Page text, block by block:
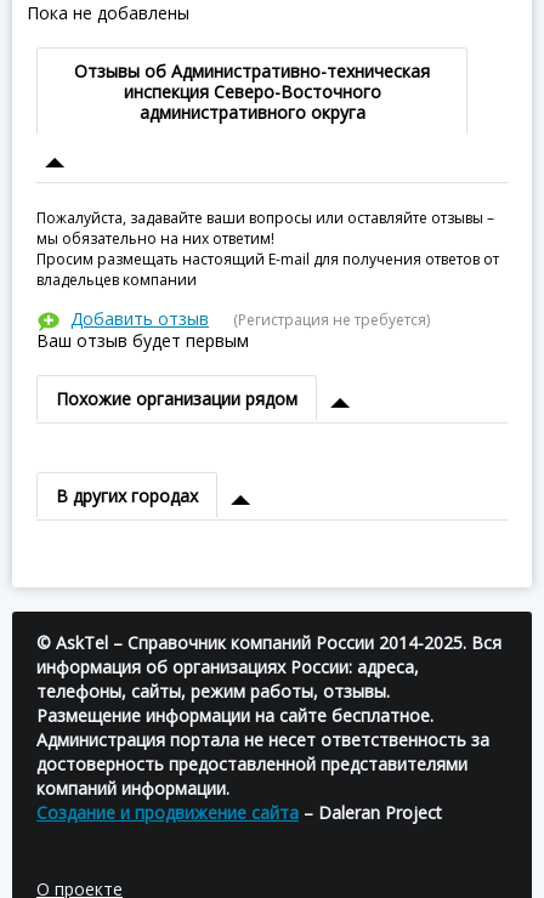
Пока не добавлены
Отзывы об Административно-техническая
инспекция Северо-Восточного
административного округа
Пожалуйста, задавайте ваши вопросы или оставляйте отзывы –
мы обязательно на них ответим!
Просим размещать настоящий E-mail для получения ответов от
владельцев компании
Добавить отзыв (Регистрация не требуется)
Ваш отзыв будет первым
Похожие организации рядом
В других городах
© AskTel – Справочник компаний России 2014-2025. Вся
информация об организациях России: адреса,
телефоны, сайты, режим работы, отзывы.
Размещение информации на сайте бесплатное.
Администрация портала не несет ответственность за
достоверность предоставленной представителями
компаний информации.
Создание и продвижение сайта – Daleran Project
О проекте